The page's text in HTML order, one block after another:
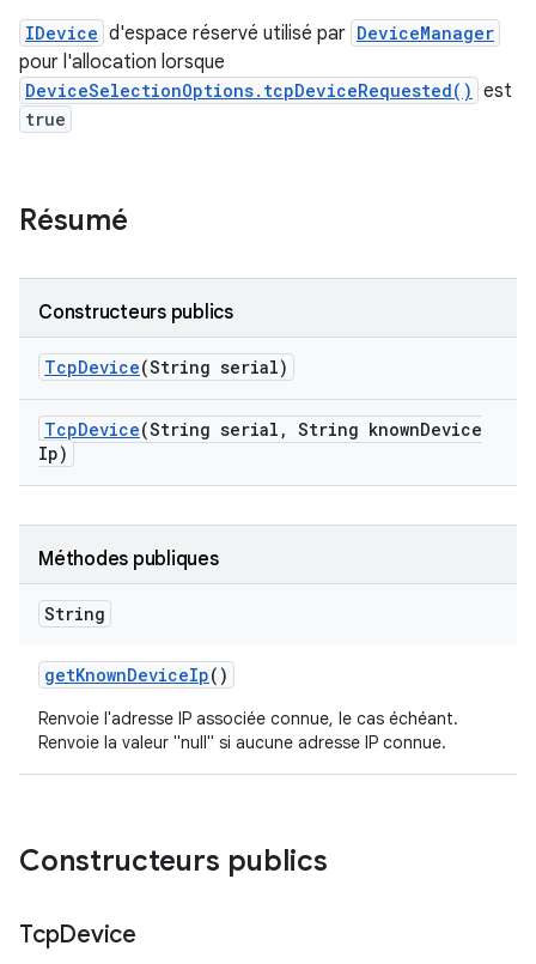
IDevice d'espace réservé utilisé par DeviceManager
pour l'allocation lorsque
DeviceSelectionOptions.tcpDeviceRequested() est
true
Résumé
Constructeurs publics
TcpDevice(String serial)
TcpDevice(String serial , String knownDevice
Ip)
Méthodes publiques
String
getKnownDeviceIp()
Renvoie l'adresse IP associée connue, le cas échéant.
Renvoie la valeur "null" si aucune adresse IP connue.
Constructeurs publics
TcpDevice